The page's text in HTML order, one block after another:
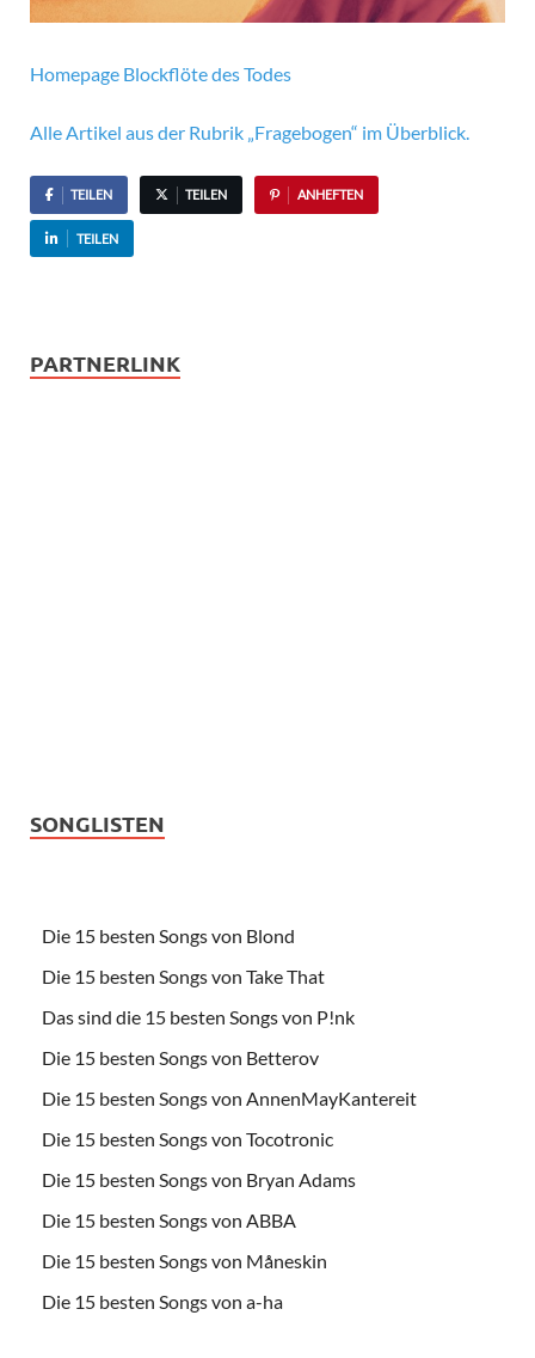
Homepage Blockflöte des Todes
Alle Artikel aus der Rubrik „Fragebogen“ im Überblick.
TEILEN TEILEN ANHEFTEN
TEILEN
PARTNERLINK
SONGLISTEN
Die 15 besten Songs von Blond
Die 15 besten Songs von Take That
Das sind die 15 besten Songs von P!nk
Die 15 besten Songs von Betterov
Die 15 besten Songs von AnnenMayKantereit
Die 15 besten Songs von Tocotronic
Die 15 besten Songs von Bryan Adams
Die 15 besten Songs von ABBA
Die 15 besten Songs von Måneskin
Die 15 besten Songs von a-ha